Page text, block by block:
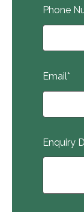
Phone
Email*
Enquiry